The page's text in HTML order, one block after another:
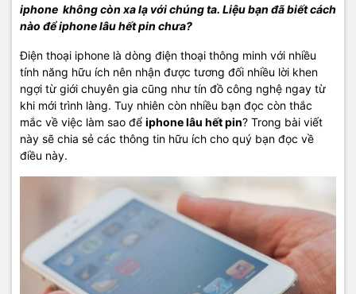
iphone không còn xa lạ với chúng ta. Liệu bạn đã biết cách
nào để iphone lâu hết pin chưa?
Điện thoại iphone là dòng điện thoại thông minh với nhiều
tính năng hữu ích nên nhận được tương đối nhiều lời khen
ngợi từ giới chuyên gia cũng như tín đồ công nghệ ngay từ
khi mới trình làng. Tuy nhiên còn nhiều bạn đọc còn thắc
mắc về việc làm sao để iphone lâu hết pin? Trong bài viết
này sẽ chia sẻ các thông tin hữu ích cho quý bạn đọc về
điều này.